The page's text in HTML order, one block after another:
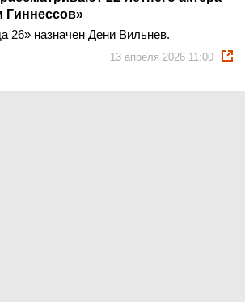
Гиннессов»
26» назначен Дени Вильнев.
13 апреля 2026 11:00